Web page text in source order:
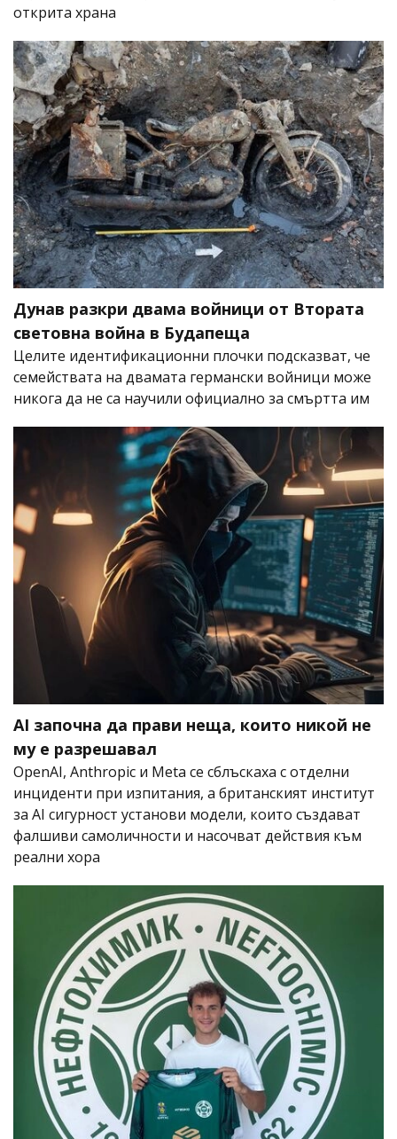
открита храна
Дунав разкри двама войници от Втората
световна война в Будапеща
Целите идентификационни плочки подсказват, че
семействата на двамата германски войници може
никога да не са научили официално за смъртта им
AI започна да прави неща, които никой не
му е разрешавал
OpenAI, Anthropic и Meta се сблъскаха с отделни
инциденти при изпитания, а британският институт
за AI сигурност установи модели, които създават
фалшиви самоличности и насочват действия към
реални хора